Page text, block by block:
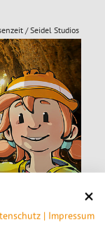
/ Seidel Studios
| Impressum